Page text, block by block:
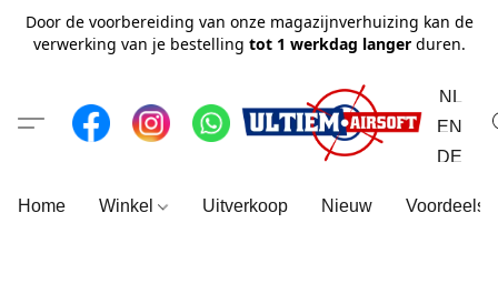
Door de voorbereiding van onze magazijnverhuizing kan de
verwerking van je bestelling tot 1 werkdag langerduren.
NL
EN
DE
Home Winkel Uitverkoop Nieuw